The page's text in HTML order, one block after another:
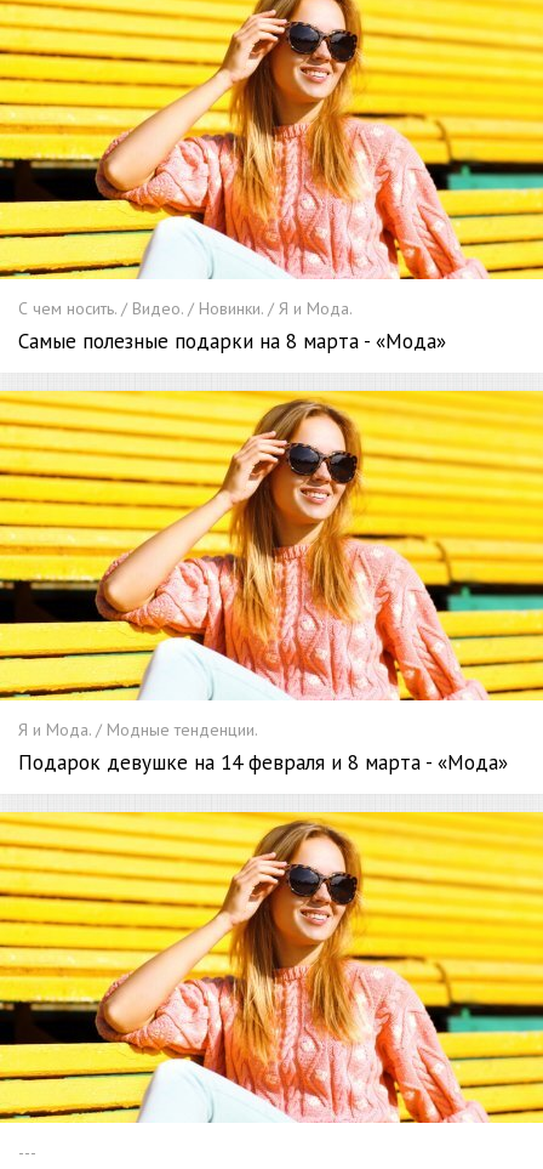
С чем носить. / Видео. / Новинки. / Я и Мода.
Самые полезные подарки на 8 марта - «Мода»
Я и Мода. / Модные тенденции.
Подарок девушке на 14 февраля и 8 марта - «Мода»
---